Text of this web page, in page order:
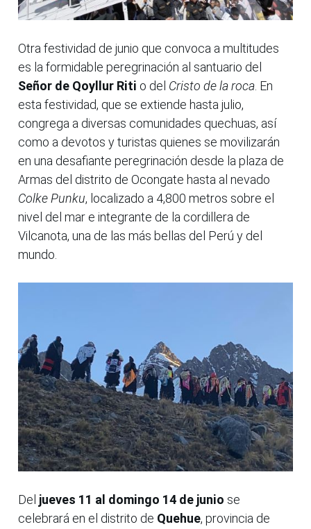
Otra festividad de junio que convoca a multitudes
es la formidable peregrinación al santuario del
Señor de Qoyllur Riti o del Cristo de la roca . En
esta festividad, que se extiende hasta julio,
congrega a diversas comunidades quechuas, así
como a devotos y turistas quienes se movilizarán
en una desafiante peregrinación desde la plaza de
Armas del distrito de Ocongate hasta al nevado
Colke Punku, localizado a 4,800 metros sobre el
nivel del mar e integrante de la cordillera de
Vilcanota, una de las más bellas del Perú y del
mundo.
Del jueves 11 al domingo 14 de junio se
celebrará en el distrito de Quehue, provincia de